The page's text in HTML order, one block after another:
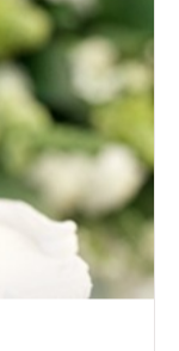
считает,
с
и